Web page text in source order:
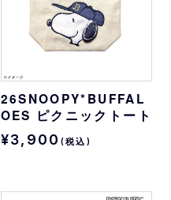
26SNOOPY*BUFFAL
OES ピクニックトート
¥3,900 (税込)